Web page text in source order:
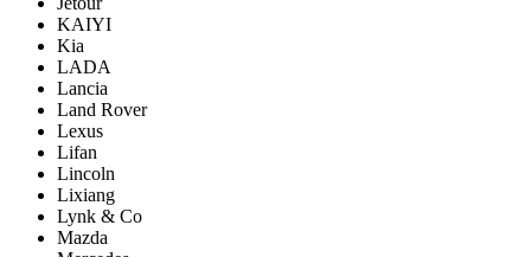
KAIYI
Kia
LADA
Lancia
Land Rover
Lexus
Lifan
Lincoln
Lixiang
Lynk & Co
Mazda